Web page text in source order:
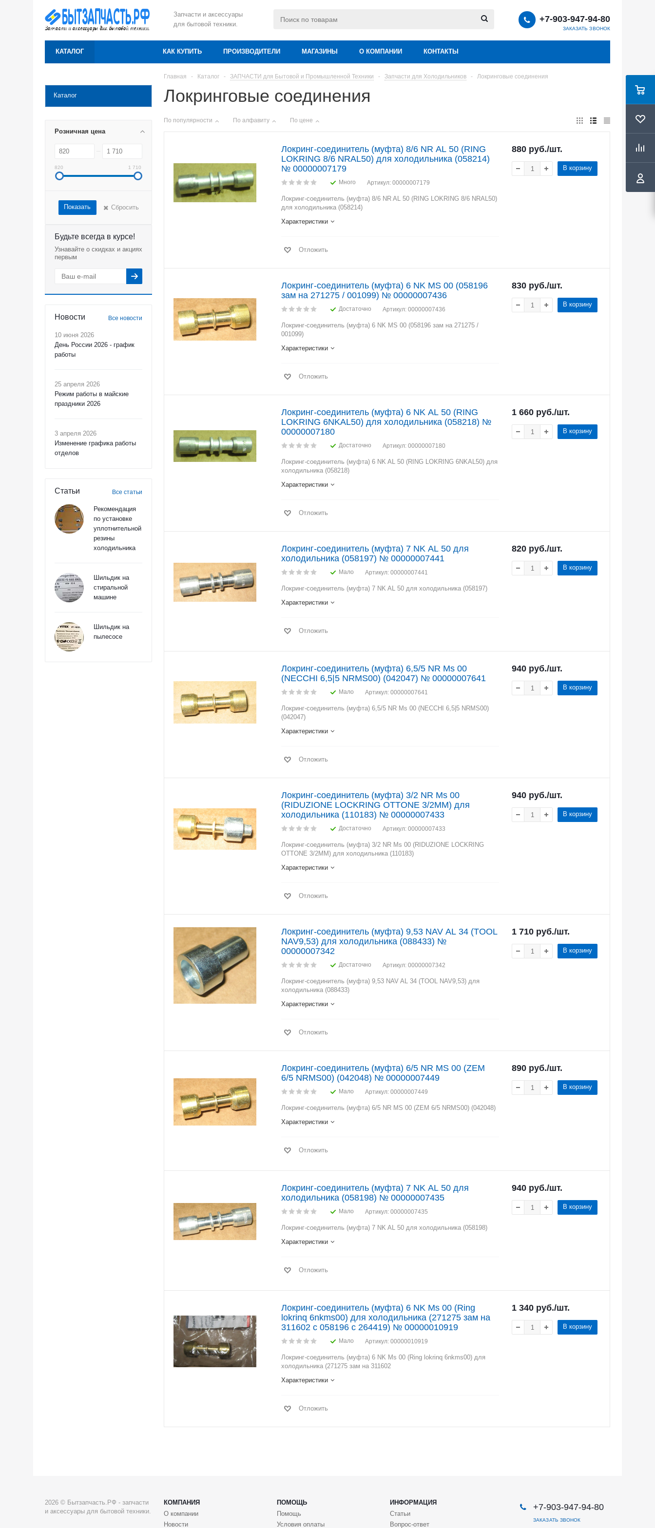
Запчасти и аксессуары
для бытовой техники.
+7-903-947-94-80
ЗАКАЗАТЬ ЗВОНОК
КАТАЛОГ КАК КУПИТЬ ПРОИЗВОДИТЕЛИ МАГАЗИНЫ О КОМПАНИИ КОНТАКТЫ
Каталог
Розничная цена
820 1 710
Показать Сбросить
Будьте всегда в курсе!
Узнавайте о скидках и акциях
первым
Новости Все новости
10 июня 2026
День России 2026 - график
работы
25 апреля 2026
Режим работы в майские
праздники 2026
3 апреля 2026
Изменение графика работы
отделов
Статьи Все статьи
Рекомендация
по установке
уплотнительной
резины
холодильника
Шильдик на
стиральной
машине
Шильдик на
пылесосе
Главная - Каталог - ЗАПЧАСТИ для Бытовой и Промышленной Техники - Запчасти для Холодильников - Локринговые соединения
Локринговые соединения
По популярности По алфавиту По цене
Локринг-соединитель (муфта) 8/6 NR AL 50 (RING
LOKRING 8/6 NRAL50) для холодильника (058214)
№ 00000007179
Много Артикул: 00000007179
Локринг-соединитель (муфта) 8/6 NR AL 50 (RING LOKRING 8/6 NRAL50)
для холодильника (058214)
Характеристики
Отложить
880 руб./шт.
В корзину
Локринг-соединитель (муфта) 6 NK MS 00 (058196
зам на 271275 / 001099) № 00000007436
Достаточно Артикул: 00000007436
Локринг-соединитель (муфта) 6 NK MS 00 (058196 зам на 271275 /
001099)
Характеристики
Отложить
830 руб./шт.
В корзину
Локринг-соединитель (муфта) 6 NK AL 50 (RING
LOKRING 6NKAL50) для холодильника (058218) №
00000007180
Достаточно Артикул: 00000007180
Локринг-соединитель (муфта) 6 NK AL 50 (RING LOKRING 6NKAL50) для
холодильника (058218)
Характеристики
Отложить
1 660 руб./шт.
В корзину
Локринг-соединитель (муфта) 7 NK AL 50 для
холодильника (058197) № 00000007441
Мало Артикул: 00000007441
Локринг-соединитель (муфта) 7 NK AL 50 для холодильника (058197)
Характеристики
Отложить
820 руб./шт.
В корзину
Локринг-соединитель (муфта) 6,5/5 NR Ms 00
(NECCHI 6,5|5 NRMS00) (042047) № 00000007641
Мало Артикул: 00000007641
Локринг-соединитель (муфта) 6,5/5 NR Ms 00 (NECCHI 6,5|5 NRMS00)
(042047)
Характеристики
Отложить
940 руб./шт.
В корзину
Локринг-соединитель (муфта) 3/2 NR Ms 00
(RIDUZIONE LOCKRING OTTONE 3/2MM) для
холодильника (110183) № 00000007433
Достаточно Артикул: 00000007433
Локринг-соединитель (муфта) 3/2 NR Ms 00 (RIDUZIONE LOCKRING
OTTONE 3/2MM) для холодильника (110183)
Характеристики
Отложить
940 руб./шт.
В корзину
Локринг-соединитель (муфта) 9,53 NAV AL 34 (TOOL
NAV9,53) для холодильника (088433) №
00000007342
Достаточно Артикул: 00000007342
Локринг-соединитель (муфта) 9,53 NAV AL 34 (TOOL NAV9,53) для
холодильника (088433)
Характеристики
Отложить
1 710 руб./шт.
В корзину
Локринг-соединитель (муфта) 6/5 NR MS 00 (ZEM
6/5 NRMS00) (042048) № 00000007449
Мало Артикул: 00000007449
Локринг-соединитель (муфта) 6/5 NR MS 00 (ZEM 6/5 NRMS00) (042048)
Характеристики
Отложить
890 руб./шт.
В корзину
Локринг-соединитель (муфта) 7 NK AL 50 для
холодильника (058198) № 00000007435
Мало Артикул: 00000007435
Локринг-соединитель (муфта) 7 NK AL 50 для холодильника (058198)
Характеристики
Отложить
940 руб./шт.
В корзину
Локринг-соединитель (муфта) 6 NK Ms 00 (Ring
lokrinq 6nkms00) для холодильника (271275 зам на
311602 с 058196 с 264419) № 00000010919
Мало Артикул: 00000010919
Локринг-соединитель (муфта) 6 NK Ms 00 (Ring lokrinq 6nkms00) для
холодильника (271275 зам на 311602
Характеристики
Отложить
1 340 руб./шт.
В корзину
2026 © Бытзапчасть.РФ - запчасти
и аксессуары для бытовой техники.
КОМПАНИЯ ПОМОЩЬ
ИНФОРМАЦИЯ
О компании
Новости
Помощь
Условия оплаты
Статьи
Вопрос-ответ
+7-903-947-94-80
ЗАКАЗАТЬ ЗВОНОК